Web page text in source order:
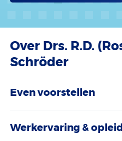
Over Drs. R.D.
Schröder
Even voorstellen
Werkervaring &